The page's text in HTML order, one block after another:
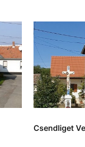
Csendliget